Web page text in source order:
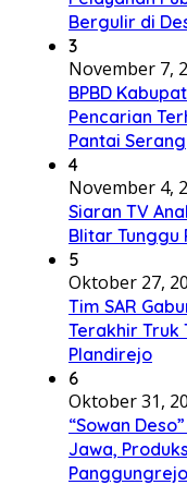
Bergulir di
3
November 7,
BPBD
Pencarian
Pantai Serang
4
November 4,
Siaran TV
Blitar Tunggu
5
Oktober 27,
Tim SAR
Terakhir Truk
Plandirejo
6
Oktober 31,
“Sowan
Jawa,
Panggungrejo